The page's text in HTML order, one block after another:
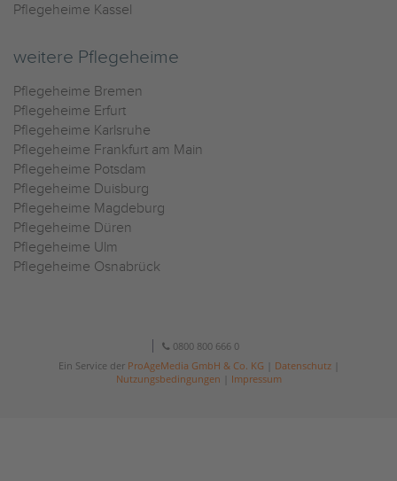
Pflegeheime Kassel
weitere Pflegeheime
Pflegeheime Bremen
Pflegeheime Erfurt
Pflegeheime Karlsruhe
Pflegeheime Frankfurt am Main
Pflegeheime Potsdam
Pflegeheime Duisburg
Pflegeheime Magdeburg
Pflegeheime Düren
Pflegeheime Ulm
Pflegeheime Osnabrück
0800 800 666 0
Ein Service der ProAgeMedia GmbH & Co. KG Datenschutz|
Nutzungsbedingungen
Impressum